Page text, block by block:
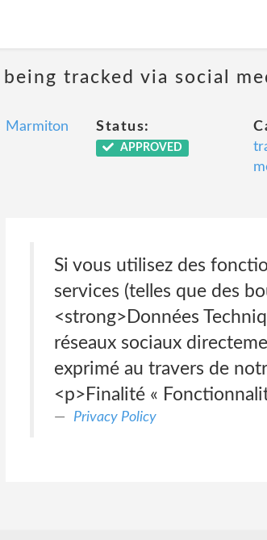
being tracked via social
Marmiton Status:
APPROVED
Si vous utilisez des
services (telles que des
<strong>Données
réseaux sociaux
exprimé au travers de
<p>Finalité «
Privacy Policy